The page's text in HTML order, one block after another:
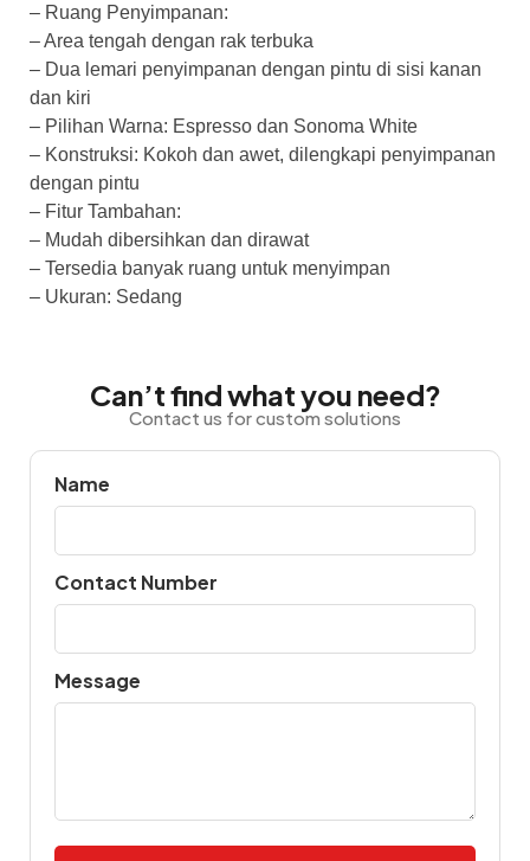
– Ruang Penyimpanan:
– Area tengah dengan rak terbuka
– Dua lemari penyimpanan dengan pintu di sisi kanan
dan kiri
– Pilihan Warna: Espresso dan Sonoma White
– Konstruksi: Kokoh dan awet, dilengkapi penyimpanan
dengan pintu
– Fitur Tambahan:
– Mudah dibersihkan dan dirawat
– Tersedia banyak ruang untuk menyimpan
– Ukuran: Sedang
Can’t find what you need?
Contact us for custom solutions
Name
Contact Number
Message